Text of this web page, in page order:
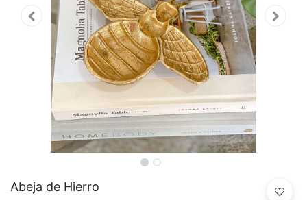
Abeja de Hierro